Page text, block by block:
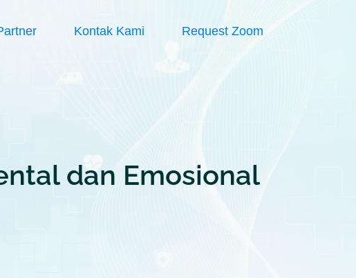
Kontak Kami Request Zoom
dan Emosional